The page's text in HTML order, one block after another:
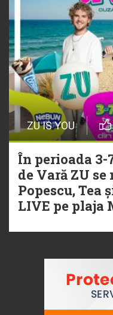
ZU IS YOU
În perioada
de Vară ZU
Popescu, Tea
LIVE pe plaja